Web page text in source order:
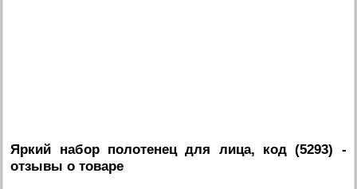
Яркий набор полотенец для лица, код (5293) -
отзывы о товаре